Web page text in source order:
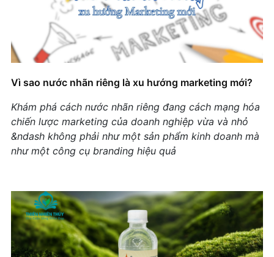
thương hiệu
+ Mở nhóm...
Vì sao nước nhãn riêng là xu hướng marketing mới?
Khám phá cách nước nhãn riêng đang cách mạng hóa
chiến lược marketing của doanh nghiệp vừa và nhỏ
&ndash không phải như một sản phẩm kinh doanh mà
như một công cụ branding hiệu quả